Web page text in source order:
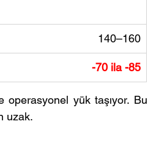
140–160
-70 ila -85
yük taşıyor. Bu
uzak.